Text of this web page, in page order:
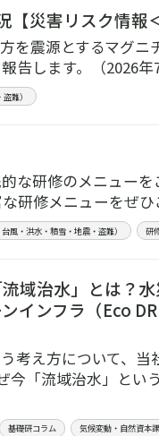
災害リスク情報
を震源とするマグ
します。（2026年
難）
な研修のメニュー
研修メニューをぜひ
風・洪水・積雪・地震・盗難） 研
域治水」とは？
ンフラ（Eco
考え方について、
今「流域治水」とい
基礎研コラム
気候変動・自然資本